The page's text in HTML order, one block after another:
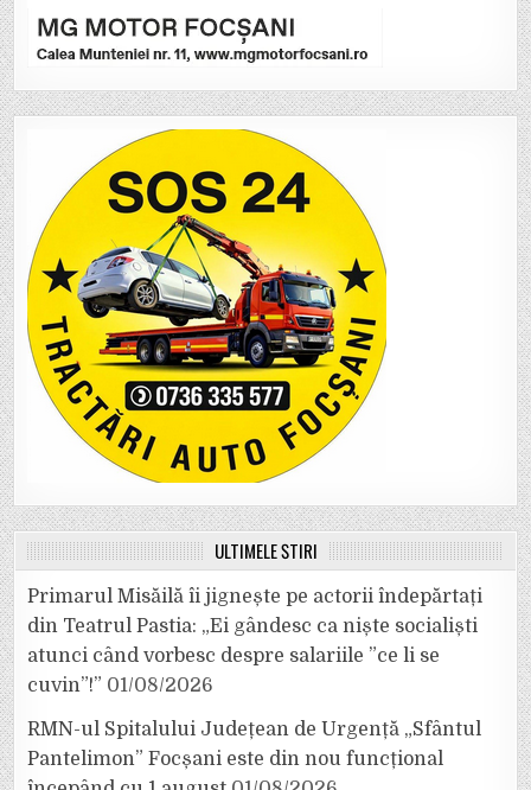
ULTIMELE ȘTIRI
Primarul Misăilă îi jignește pe actorii îndepărtați
din Teatrul Pastia: „Ei gândesc ca niște socialiști
atunci când vorbesc despre salariile ”ce li se
cuvin”!” 01/08/2026
RMN-ul Spitalului Județean de Urgență „Sfântul
Pantelimon” Focșani este din nou funcțional